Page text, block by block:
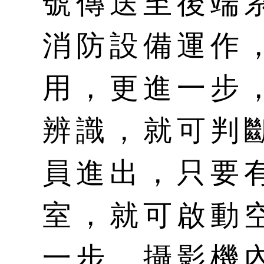
消防設備運作
用，更進一步
辨識，就可判
員進出，只要
室，就可啟動